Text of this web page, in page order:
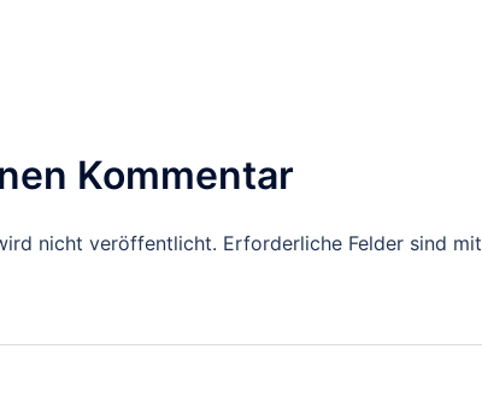
Kommentar
nicht veröffentlicht. Erforderliche Felder sind mit